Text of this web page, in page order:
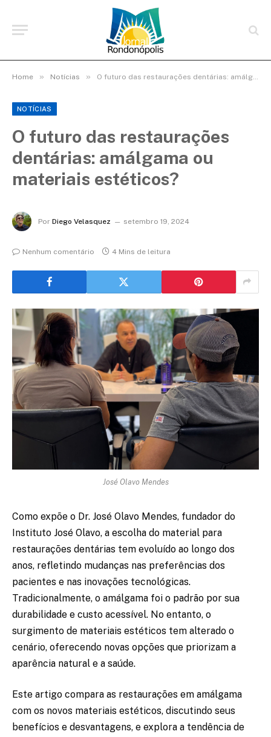
Home » Notícias » O futuro das restaurações dentárias: amálgama ou materiais estéticos?
NOTÍCIAS
O futuro das restaurações
dentárias: amálgama ou
materiais estéticos?
Por Diego Velasquez setembro 19, 2024
Nenhum comentário 4 Mins de leitura
José Olavo Mendes
Como expõe o Dr. José Olavo Mendes, fundador do
Instituto José Olavo, a escolha do material para
restaurações dentárias tem evoluído ao longo dos
anos, refletindo mudanças nas preferências dos
pacientes e nas inovações tecnológicas.
Tradicionalmente, o amálgama foi o padrão por sua
durabilidade e custo acessível. No entanto, o
surgimento de materiais estéticos tem alterado o
cenário, oferecendo novas opções que priorizam a
aparência natural e a saúde.
Este artigo compara as restaurações em amálgama
com os novos materiais estéticos, discutindo seus
benefícios e desvantagens, e explora a tendência de